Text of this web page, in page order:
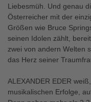
Liebesmüh. Und genau
Österreicher mit der
Größen wie Bruce
seinen Idolen zählt,
zwei von andern Welten
das Herz seiner
ALEXANDER EDER
musikalischen Erfolge,